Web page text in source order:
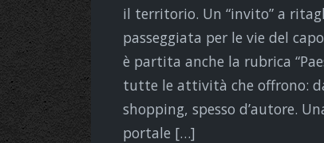
il territorio. Un “invito” a
passeggiata per le vie del
è partita anche la rubrica
tutte le attività che offrono:
shopping, spesso d’autore.
portale […]